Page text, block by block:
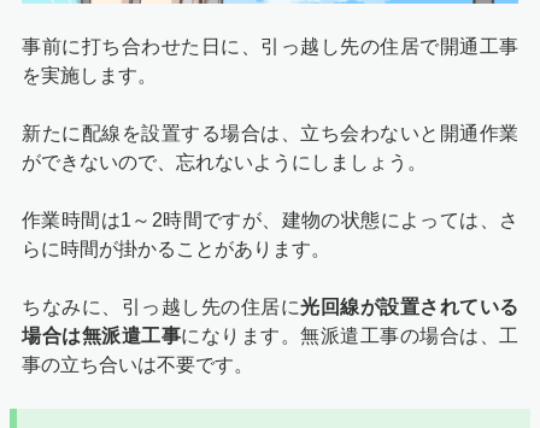
事前に打ち合わせた日に、引っ越し先の住居で開通工事
を実施します。
新たに配線を設置する場合は、立ち会わないと開通作業
ができないので、忘れないようにしましょう。
作業時間は1～2時間ですが、建物の状態によっては、さ
らに時間が掛かることがあります。
ちなみに、引っ越し先の住居に光回線が設置されている
場合は無派遣工事になります。無派遣工事の場合は、工
事の立ち合いは不要です。